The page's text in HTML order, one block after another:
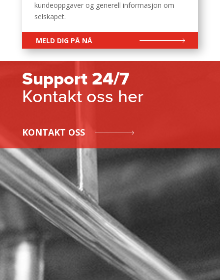
kundeoppgaver og generell informasjon om
selskapet.
MELD DIG PÅ NÅ
Support 24/7
Kontakt oss her
KONTAKT OSS